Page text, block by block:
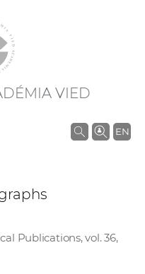
VIED
EN
V
á
Publications, vol. 36,